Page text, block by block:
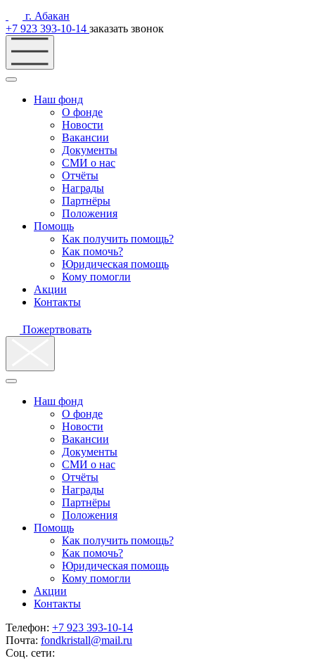
г. Абакан
+7 923 393-10-14 заказать звонок
Наш фонд
О фонде
Новости
Вакансии
Документы
СМИ о нас
Отчёты
Награды
Партнёры
Положения
Помощь
Как получить помощь?
Как помочь?
Юридическая помощь
Кому помогли
Акции
Контакты
Пожертвовать
Наш фонд
О фонде
Новости
Вакансии
Документы
СМИ о нас
Отчёты
Награды
Партнёры
Положения
Помощь
Как получить помощь?
Как помочь?
Юридическая помощь
Кому помогли
Акции
Контакты
Телефон: +7 923 393-10-14
Почта: fondkristall@mail.ru
Соц. сети: